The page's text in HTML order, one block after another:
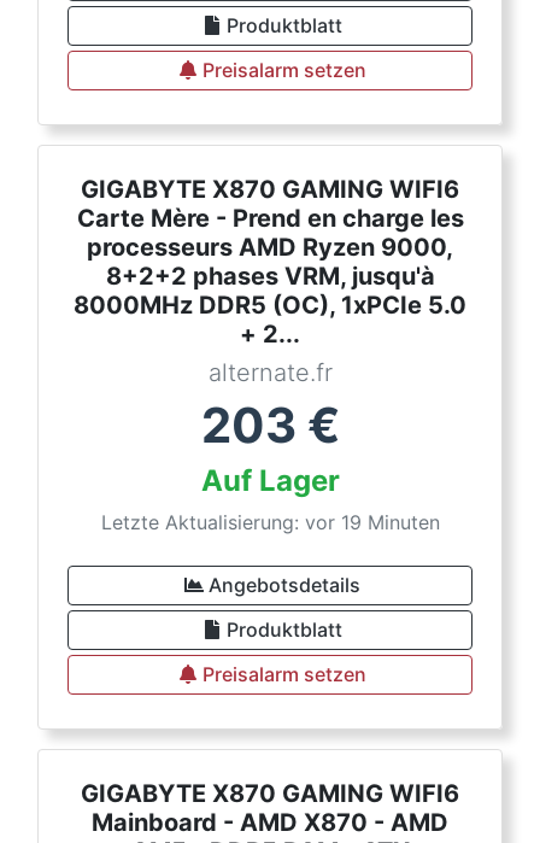
Produktblatt
Preisalarm setzen
GIGABYTE X870 GAMING WIFI6
Carte Mère - Prend en charge les
processeurs AMD Ryzen 9000,
8+2+2 phases VRM, jusqu'à
8000MHz DDR5 (OC), 1xPCIe 5.0
+ 2...
alternate.fr
203 €
Auf Lager
Letzte Aktualisierung: vor 19 Minuten
Angebotsdetails
Produktblatt
Preisalarm setzen
GIGABYTE X870 GAMING WIFI6
Mainboard - AMD X870 - AMD